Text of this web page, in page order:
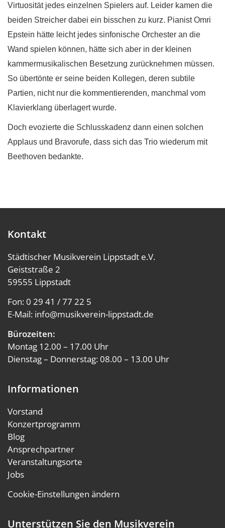
Virtuosität jedes einzelnen Spielers auf. Leider kamen die
beiden Streicher dabei ein bisschen zu kurz. Pianist Omri
Epstein hätte leicht jedes sinfonische Orchester an die
Wand spielen können, hätte sich aber in der kleinen
kammermusikalischen Besetzung zurücknehmen müssen.
So übertönte er seine beiden Kollegen, deren subtile
Partien, nicht nur die kommentierenden, manchmal vom
Klavierklang überlagert wurde.
Doch evozierte die Schlusskadenz dann einen solchen
Applaus und Bravorufe, dass sich das Trio wiederum mit
Beethoven bedankte.
Kontakt
Städtischer Musikverein Lippstadt e.V.
Geiststraße 2
59555 Lippstadt
Fon: 0 29 41 / 77 22 5
E-Mail: info@musikverein-lippstadt.de
Bürozeiten:
Montag 12.00 – 17.00 Uhr
Dienstag – Donnerstag: 08.00 – 13.00 Uhr
Informationen
Vorstand
Konzertprogramm
Blog
Ansprechpartner
Veranstaltungsorte
Jobs
Cookie-Einstellungen ändern
Unterstützen Sie den Musikverein